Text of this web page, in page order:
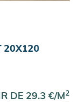
20X120
DE 29.3 €/M2